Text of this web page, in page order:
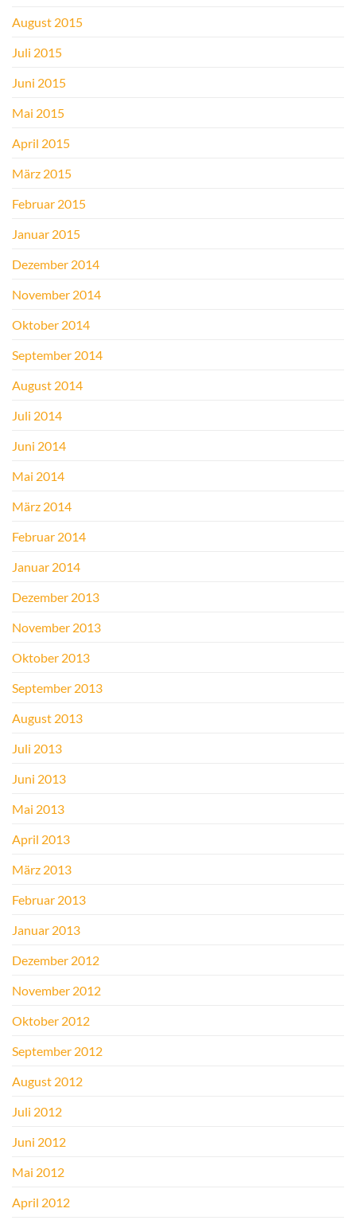
August 2015
Juli 2015
Juni 2015
Mai 2015
April 2015
März 2015
Februar 2015
Januar 2015
Dezember 2014
November 2014
Oktober 2014
September 2014
August 2014
Juli 2014
Juni 2014
Mai 2014
März 2014
Februar 2014
Januar 2014
Dezember 2013
November 2013
Oktober 2013
September 2013
August 2013
Juli 2013
Juni 2013
Mai 2013
April 2013
März 2013
Februar 2013
Januar 2013
Dezember 2012
November 2012
Oktober 2012
September 2012
August 2012
Juli 2012
Juni 2012
Mai 2012
April 2012